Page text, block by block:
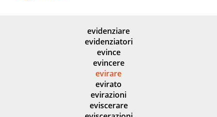
evidenziare
evidenziatori
evince
evincere
evirare
evirato
evirazioni
eviscerare